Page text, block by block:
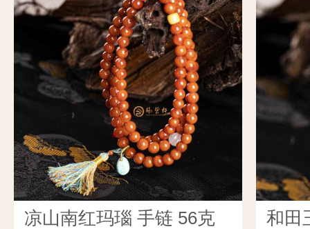
凉山南红玛瑙 手链 56克 和田